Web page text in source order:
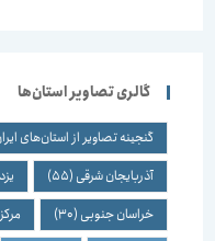
گالری تصاویر استان‌ها
گنجینه تصاویر از استان‌های ایران(599)
آذربایجان شرقی(55)
(46)
خراسان جنوبی(30) مرکزی(26)